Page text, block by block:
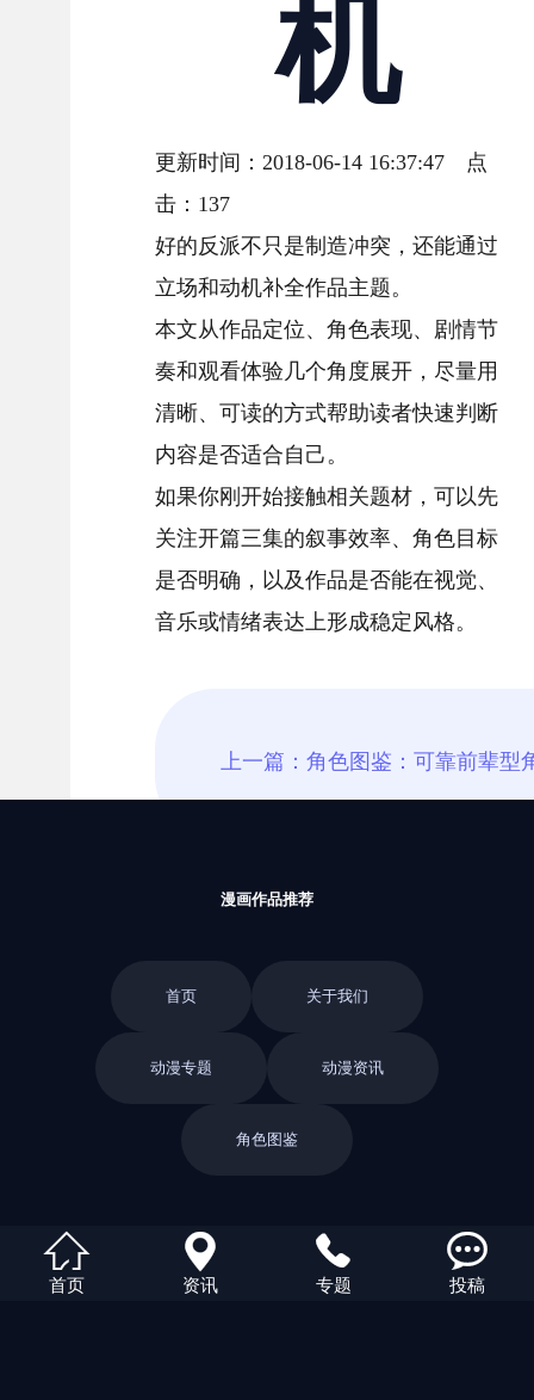
机
更新时间：2018-06-14 16:37:47 点
击： 137
好的反派不只是制造冲突，还能通过
立场和动机补全作品主题。
本文从作品定位、角色表现、剧情节
奏和观看体验几个角度展开，尽量用
清晰、可读的方式帮助读者快速判断
内容是否适合自己。
如果你刚开始接触相关题材，可以先
关注开篇三集的叙事效率、角色目标
是否明确，以及作品是否能在视觉、
音乐或情绪表达上形成稳定风格。
返回栏目
漫画作品推荐
首页 关于我们
动漫专题 动漫资讯
角色图鉴

首页

资讯

专题

投稿